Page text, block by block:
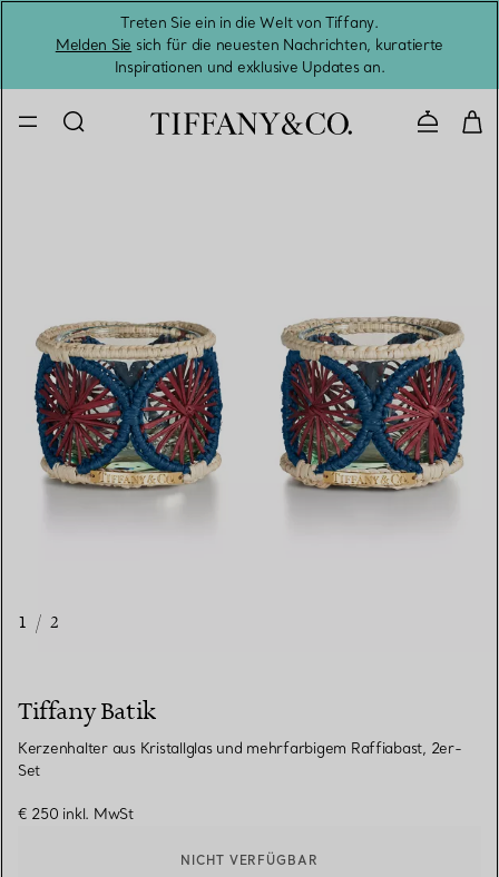
Treten Sie ein in die Welt von Tiffany.
Melden Sie sich für die neuesten Nachrichten, kuratierte
Inspirationen und exklusive Updates an.
1 / 2
Tiffany Batik
Kerzenhalter aus Kristallglas und mehrfarbigem Raffiabast, 2er-
Set
€ 250 inkl. MwSt
NICHT VERFÜGBAR